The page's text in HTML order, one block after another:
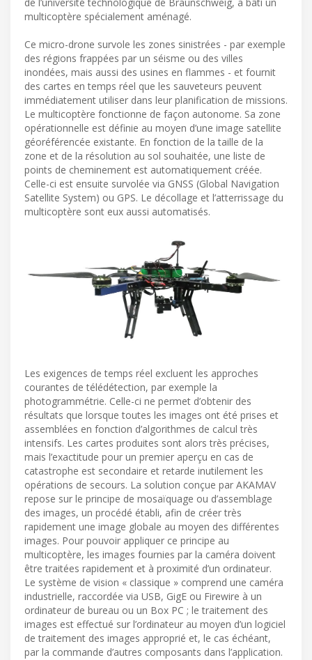
multicoptère spécialement aménagé.
Ce micro-drone survole les zones sinistrées - par exemple
des régions frappées par un séisme ou des villes
inondées, mais aussi des usines en flammes - et fournit
des cartes en temps réel que les sauveteurs peuvent
immédiatement utiliser dans leur planification de missions.
Le multicoptère fonctionne de façon autonome. Sa zone
opérationnelle est définie au moyen d’une image satellite
géoréférencée existante. En fonction de la taille de la
zone et de la résolution au sol souhaitée, une liste de
points de cheminement est automatiquement créée.
Celle-ci est ensuite survolée via GNSS (Global Navigation
Satellite System) ou GPS. Le décollage et l’atterrissage du
multicoptère sont eux aussi automatisés.
Les exigences de temps réel excluent les approches
courantes de télédétection, par exemple la
photogrammétrie. Celle-ci ne permet d’obtenir des
résultats que lorsque toutes les images ont été prises et
assemblées en fonction d’algorithmes de calcul très
intensifs. Les cartes produites sont alors très précises,
mais l’exactitude pour un premier aperçu en cas de
catastrophe est secondaire et retarde inutilement les
opérations de secours. La solution conçue par AKAMAV
repose sur le principe de mosaïquage ou d’assemblage
des images, un procédé établi, afin de créer très
rapidement une image globale au moyen des différentes
images. Pour pouvoir appliquer ce principe au
multicoptère, les images fournies par la caméra doivent
être traitées rapidement et à proximité d’un ordinateur.
Le système de vision « classique » comprend une caméra
industrielle, raccordée via USB, GigE ou Firewire à un
ordinateur de bureau ou un Box PC ; le traitement des
images est effectué sur l’ordinateur au moyen d’un logiciel
de traitement des images approprié et, le cas échéant,
par la commande d’autres composants dans l’application.